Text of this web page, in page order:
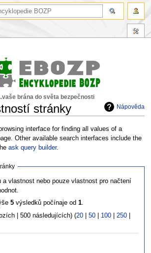
brána do světa bezpečnosti
Nápověda
stránky
interface for finding all values of a
Other available search interfaces include the
ask query builder.
a vlastnost nebo pouze vlastnost pro načtení
5 výsledků počínaje od1.
Ukázat (500 předchozích | 500 následujících) (20 |50 100 250